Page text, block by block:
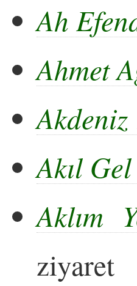
Ah
Ahmet
Akdeniz
Akıl
Aklım
ziyaret